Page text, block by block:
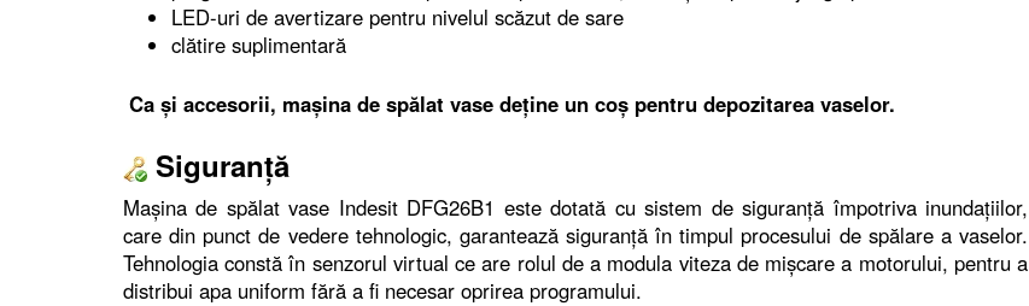
LED-uri de avertizare pentru nivelul scăzut de sare
clătire suplimentară
Ca și accesorii, mașina de spălat vase deține un coș pentru depozitarea vaselor.
Siguranță
Mașina de spălat vase Indesit DFG26B1 este dotată cu sistem de siguranță împotriva inundațiilor,
care din punct de vedere tehnologic, garantează siguranță în timpul procesului de spălare a vaselor.
Tehnologia constă în senzorul virtual ce are rolul de a modula viteza de mișcare a motorului, pentru a
distribui apa uniform fără a fi necesar oprirea programului.